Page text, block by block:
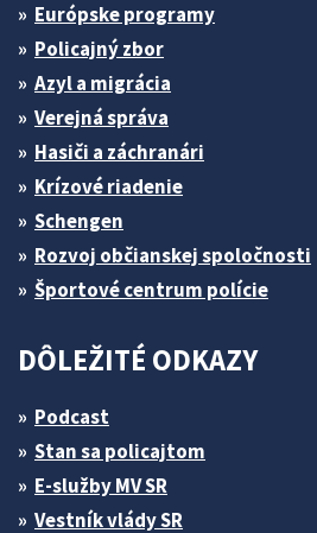
Európske programy
Policajný zbor
Azyl a migrácia
Verejná správa
Hasiči a záchranári
Krízové riadenie
Schengen
Rozvoj občianskej spoločnosti
Športové centrum polície
DÔLEŽITÉ ODKAZY
Podcast
Stan sa policajtom
E-služby MV SR
Vestník vlády SR